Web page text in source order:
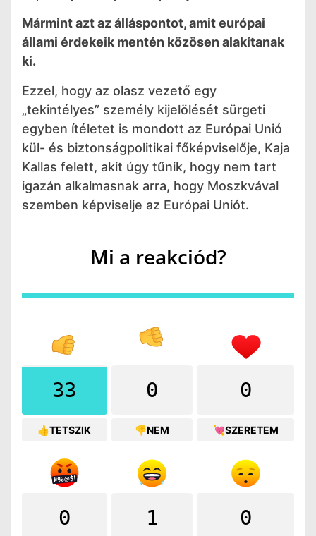
Mármint azt az álláspontot, amit európai
állami érdekeik mentén közösen alakítanak
ki.
Ezzel, hogy az olasz vezető egy
„tekintélyes” személy kijelölését sürgeti
egyben ítéletet is mondott az Európai Unió
kül- és biztonságpolitikai főképviselője, Kaja
Kallas felett, akit úgy tűnik, hogy nem tart
igazán alkalmasnak arra, hogy Moszkvával
szemben képviselje az Európai Uniót.
Mi a reakciód?
33
👍TETSZIK
0
👎NEM
0
💘SZERETEM
0 1 0